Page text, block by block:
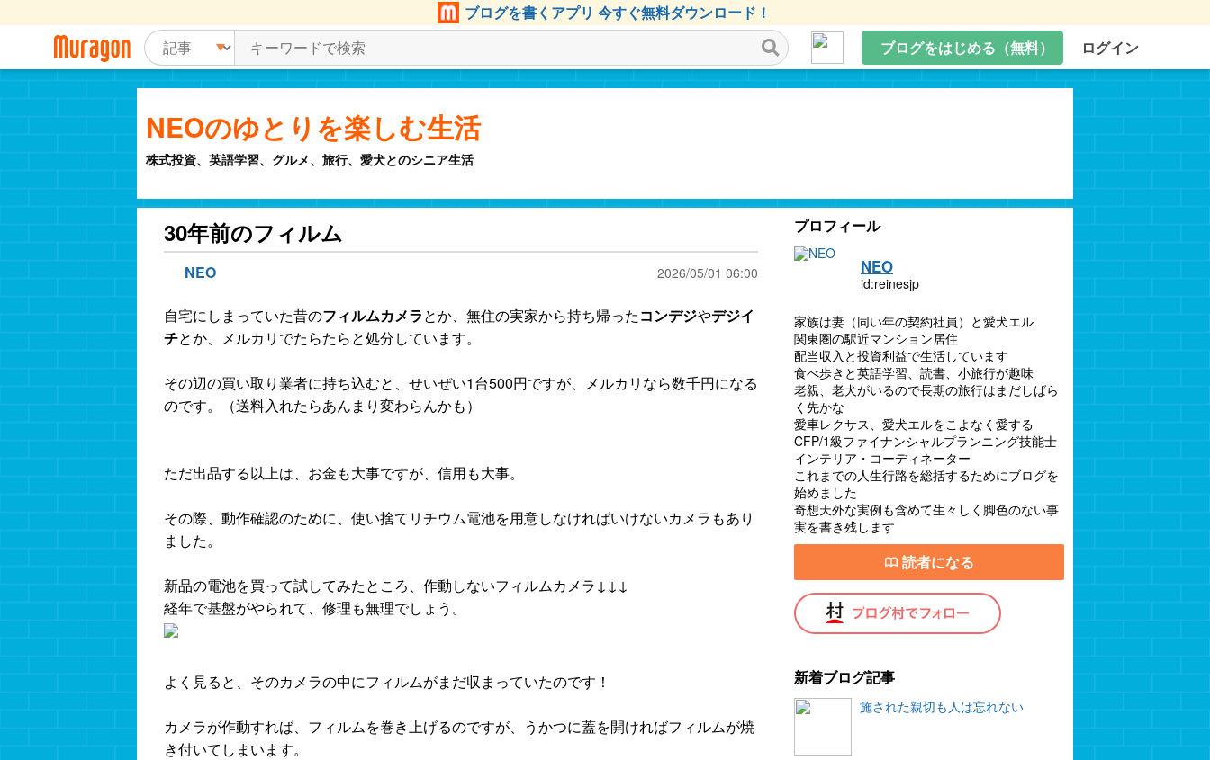
ブログを書くアプリ 今すぐ無料ダウンロード！
ブログをはじめる（無料）
ログイン
NEOのゆとりを楽しむ生活
株式投資、英語学習、グルメ、旅行、愛犬とのシニア生活
30年前のフィルム
NEO 2026/05/01 06:00
自宅にしまっていた昔のフィルムカメラとか、無住の実家から持ち帰ったコンデジやデジイ
チとか、メルカリでたらたらと処分しています。
その辺の買い取り業者に持ち込むと、せいぜい1台500円ですが、メルカリなら数千円になる
のです。（送料入れたらあんまり変わらんかも）
ただ出品する以上は、お金も大事ですが、信用も大事。
その際、動作確認のために、使い捨てリチウム電池を用意しなければいけないカメラもあり
ました。
新品の電池を買って試してみたところ、作動しないフィルムカメラ↓↓↓
経年で基盤がやられて、修理も無理でしょう。
よく見ると、そのカメラの中にフィルムがまだ収まっていたのです！
カメラが作動すれば、フィルムを巻き上げるのですが、うかつに蓋を開ければフィルムが焼
き付いてしまいます。
プロフィール
NEO
id:reinesjp
家族は妻（同い年の契約社員）と愛犬エル
関東圏の駅近マンション居住
配当収入と投資利益で生活しています
食べ歩きと英語学習、読書、小旅行が趣味
老親、老犬がいるので長期の旅行はまだしばら
く先かな
愛車レクサス、愛犬エルをこよなく愛する
CFP/1級ファイナンシャルプランニング技能士
インテリア・コーディネーター
これまでの人生行路を総括するためにブログを
始めました
奇想天外な実例も含めて生々しく脚色のない事
実を書き残します
読者になる
新着ブログ記事
施された親切も人は忘れない